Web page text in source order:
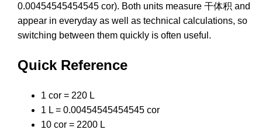
0.00454545454545 cor). Both units measure 干体积 and
appear in everyday as well as technical calculations, so
switching between them quickly is often useful.
Quick Reference
1 cor = 220 L
1 L = 0.00454545454545 cor
10 cor = 2200 L